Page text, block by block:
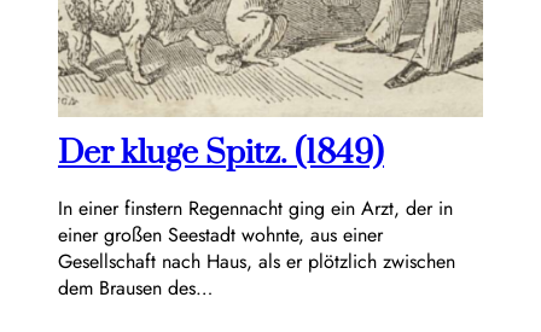
Der kluge Spitz. (1849)
In einer finstern Regennacht ging ein Arzt, der in
einer großen Seestadt wohnte, aus einer
Gesellschaft nach Haus, als er plötzlich zwischen
dem Brausen des…